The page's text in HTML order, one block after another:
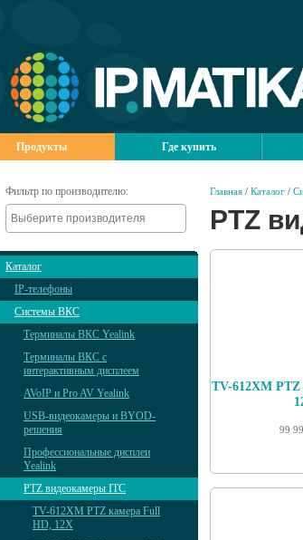
Продукты Где купить
Фильтр по производителю:
Каталог
IP-телефоны
Системы ВКС
Терминалы ВКС Yealink
Терминалы ВКС с
интерактивным дисплеем
AVoIP и Pro AV Yealink
USB-видеокамеры и BYOD-
решения
Профессиональные дисплеи
Yealink
PTZ видеокамеры ITC
TV-612XM PTZ камера Full
HD, 12X
Главная / Каталог /
PTZ
TV-612XM
99